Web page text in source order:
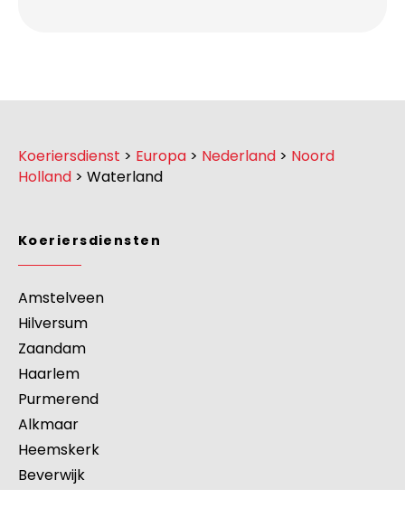
Koeriersdienst > Europa > Nederland > Noord
Holland > Waterland
Koeriersdiensten
Amstelveen
Hilversum
Zaandam
Haarlem
Purmerend
Alkmaar
Heemskerk
Beverwijk